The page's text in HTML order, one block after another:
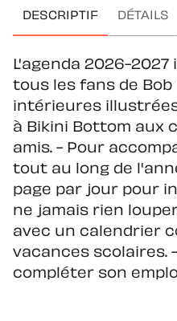
DESCRIPTIF DÉTAILS
L'agenda 2026-
tous les fans de Bob
intérieures
à Bikini Bottom aux
amis. - Pour
tout au long de
page par jour pour
ne jamais rien
avec un calendrier
vacances scolaires.
compléter son